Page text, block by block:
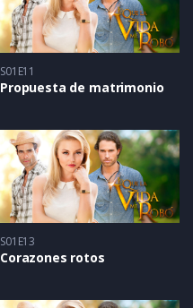
S01E11
Propuesta de matrimonio
S01E13
Corazones rotos